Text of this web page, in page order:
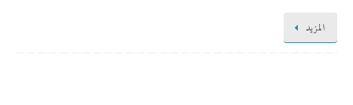
المزيد